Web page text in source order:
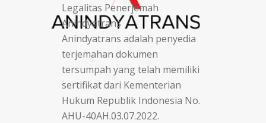
Legalitas Penerjemah
Anindyatrans
Anindyatrans adalah penyedia
terjemahan dokumen
tersumpah yang telah memiliki
sertifikat dari Kementerian
Hukum Republik Indonesia No.
AHU-40AH.03.07.2022.